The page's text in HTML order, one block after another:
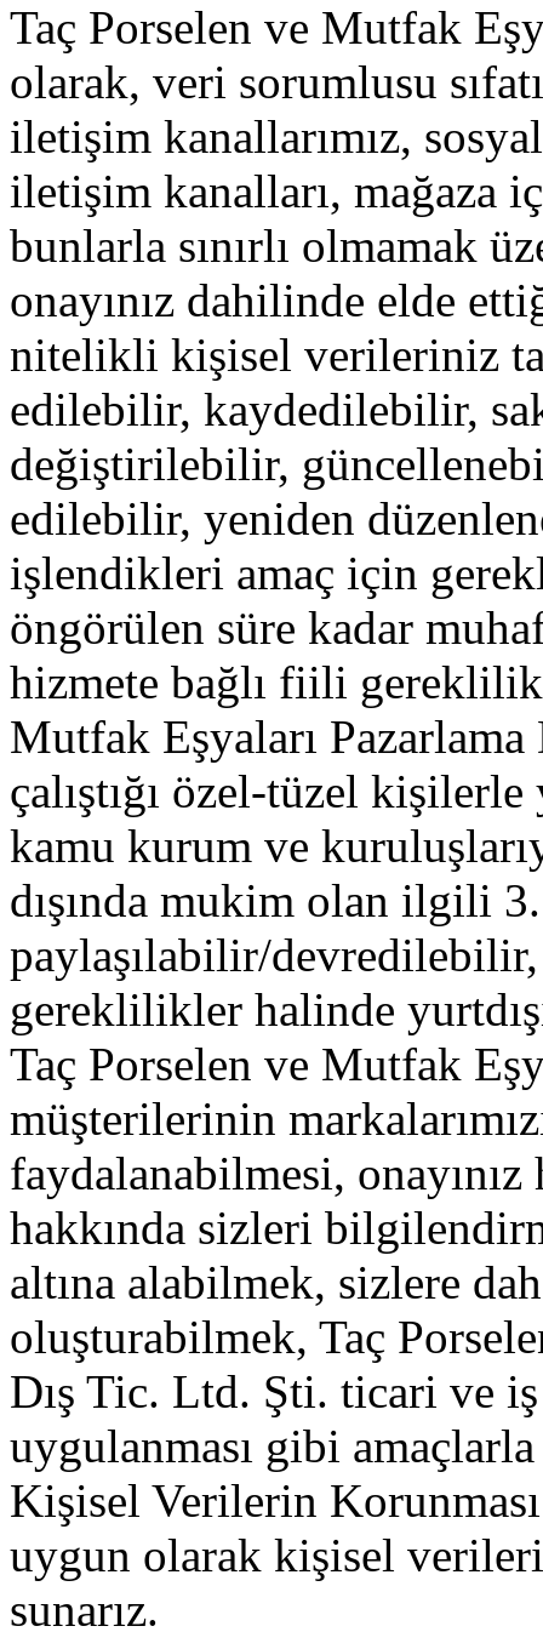
Taç Porselen ve Mutfak
olarak, veri sorumlusu
iletişim kanallarımız,
iletişim kanalları, mağaza
bunlarla sınırlı olmamak
onayınız dahilinde elde
nitelikli kişisel verileriniz
edilebilir, kaydedilebilir,
değiştirilebilir,
edilebilir, yeniden
işlendikleri amaç için
öngörülen süre kadar
hizmete bağlı fiili
Mutfak Eşyaları
çalıştığı özel-tüzel
kamu kurum ve
dışında mukim olan ilgili
paylaşılabilir/
gereklilikler halinde
Taç Porselen ve Mutfak
müşterilerinin
faydalanabilmesi, onayınız
hakkında sizleri
altına alabilmek, sizlere
oluşturabilmek, Taç
Dış Tic. Ltd. Şti. ticari ve
uygulanması gibi
Kişisel Verilerin
uygun olarak kişisel
sunarız.